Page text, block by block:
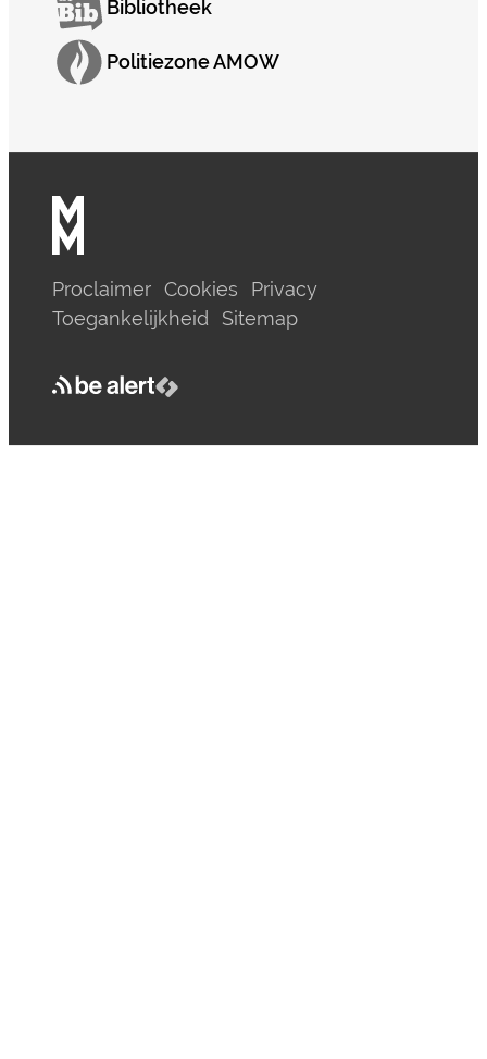
Bibliotheek
Politiezone AMOW
Proclaimer Cookies
Privacy
Toegankelijkheid
Sitemap
be alert
LCP nv 2026 ©